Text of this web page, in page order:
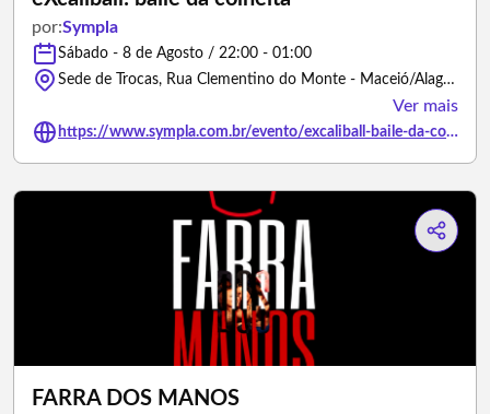
por:Sympla
Sábado - 8 de Agosto / 22:00 - 01:00
Sede de Trocas, Rua Clementino do Monte - Maceió/Alagoas
Ver mais
https://www.sympla.com.br/evento/excaliball-baile-da-colheita/3490649
FARRA DOS MANOS